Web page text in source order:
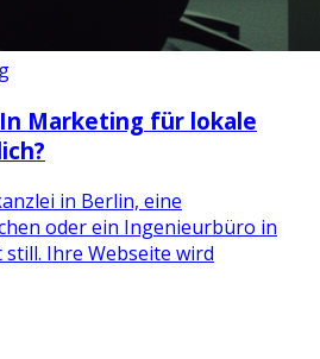
Marketing für lokale
in Berlin, eine
oder ein Ingenieurbüro in
Ihre Webseite wird